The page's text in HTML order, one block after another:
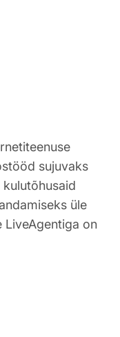
sujuvaks
üle
LiveAgentiga on